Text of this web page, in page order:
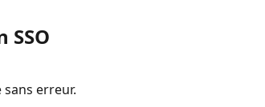
SSO
erreur.